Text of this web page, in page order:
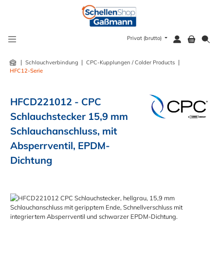
Privat (brutto)
| Schlauchverbindung | CPC-Kupplungen / Colder Products |
HFC12-Serie
HFCD221012 - CPC
Schlauchstecker 15,9 mm
Schlauchanschluss, mit
Absperrventil, EPDM-
Dichtung
Bildergalerie überspringen